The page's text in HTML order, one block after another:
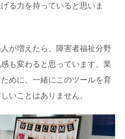
る力を持っていると思いま
が増えたら、障害者福祉分野
も変わると思っています。業
めに、一緒にこのツールを育
いことはありません。